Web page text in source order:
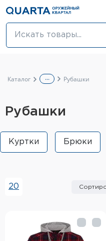
Оптовикам
Оружие и патроны
Тюнинг оружия и ЗИП
Тактическое
Каталог ... Рубашки
Рубашки
Куртки Брюки
20